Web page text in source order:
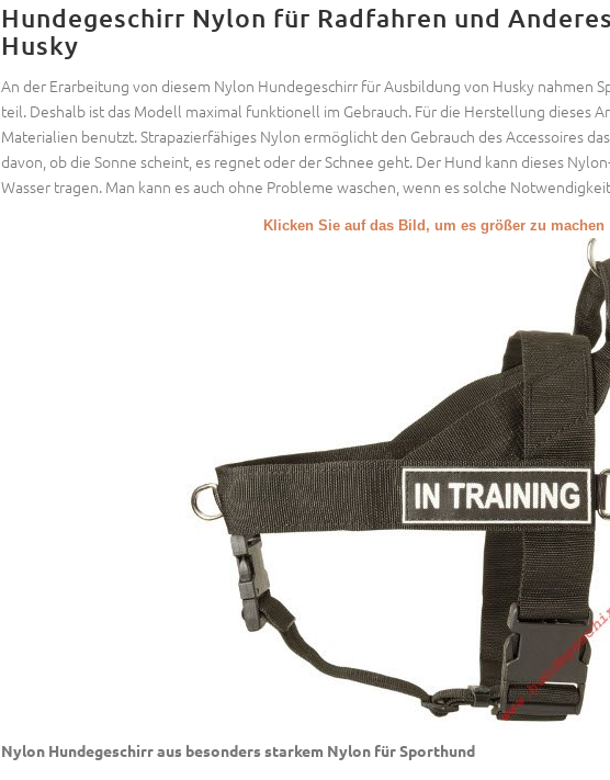
Hundegeschirr Nylon für Radfahren und
Husky
An der Erarbeitung von diesem Nylon Hundegeschirr für Ausbildung von Husky nahmen
teil. Deshalb ist das Modell maximal funktionell im Gebrauch. Für die Herstellung dieses
Materialien benutzt. Strapazierfähiges Nylon ermöglicht den Gebrauch des Accessoires
davon, ob die Sonne scheint, es regnet oder der Schnee geht. Der Hund kann dieses
Wasser tragen. Man kann es auch ohne Probleme waschen, wenn es solche
Klicken Sie auf das Bild, um es größer zu machen
Nylon Hundegeschirr aus besonders starkem Nylon für Sporthund